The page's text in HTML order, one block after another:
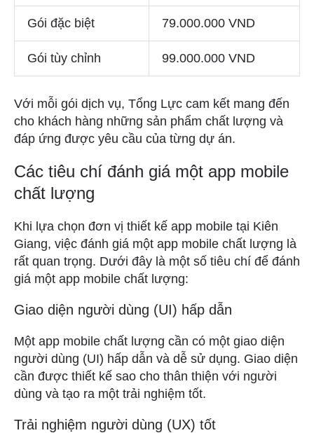
Gói đặc biệt 79.000.000 VND
Gói tùy chỉnh 99.000.000 VND
Với mỗi gói dịch vụ, Tổng Lực cam kết mang đến
cho khách hàng những sản phẩm chất lượng và
đáp ứng được yêu cầu của từng dự án.
Các tiêu chí đánh giá một app mobile
chất lượng
Khi lựa chọn đơn vị thiết kế app mobile tại Kiên
Giang, việc đánh giá một app mobile chất lượng là
rất quan trọng. Dưới đây là một số tiêu chí để đánh
giá một app mobile chất lượng:
Giao diện người dùng (UI) hấp dẫn
Một app mobile chất lượng cần có một giao diện
người dùng (UI) hấp dẫn và dễ sử dụng. Giao diện
cần được thiết kế sao cho thân thiện với người
dùng và tạo ra một trải nghiệm tốt.
Trải nghiệm người dùng (UX) tốt